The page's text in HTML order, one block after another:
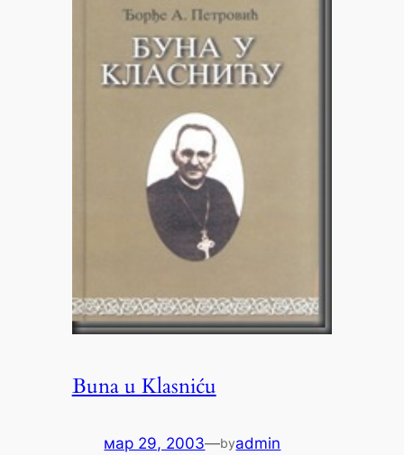
Buna u Klasniću
мар 29, 2003—byadmin